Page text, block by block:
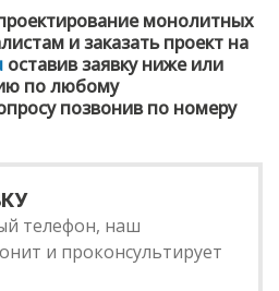
монолитных
и заказать проект на
оставив заявку ниже или
по любому
позвонив по номеру
телефон, наш
и проконсультирует